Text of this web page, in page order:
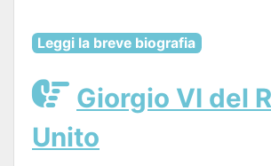
Leggi la breve biografia
Giorgio VI del
Unito